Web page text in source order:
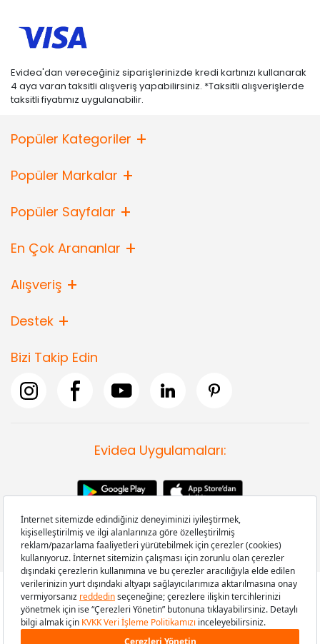
Evidea'dan vereceğiniz siparişlerinizde kredi kartınızı kullanarak
4 aya varan taksitli alışveriş yapabilirsiniz. *Taksitli alışverişlerde
taksitli fiyatımız uygulanabilir.
Popüler Kategoriler
Popüler Markalar
Popüler Sayfalar
En Çok Arananlar
Alışveriş
Destek
Bizi Takip Edin
Evidea Uygulamaları:
Copyright © 2008-2026 Evidea.com | Tüm hakları saklıdır.